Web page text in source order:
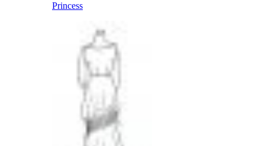
Princess